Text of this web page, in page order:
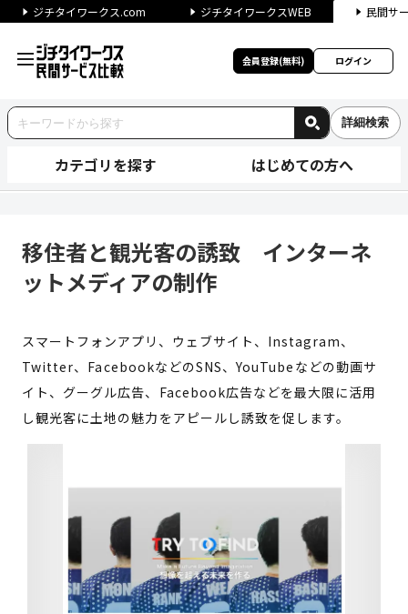
ジチタイワークス.com ジチタイワークスWEB 民間サ
会員登録(無料) ログイン
詳細検索
カテゴリを探す はじめての方へ
移住者と観光客の誘致 インターネ
ットメディアの制作
スマートフォンアプリ、ウェブサイト、Instagram、
Twitter、FacebookなどのSNS、YouTubeなどの動画サ
イト、グーグル広告、Facebook広告などを最大限に活用
し観光客に土地の魅力をアピールし誘致を促します。